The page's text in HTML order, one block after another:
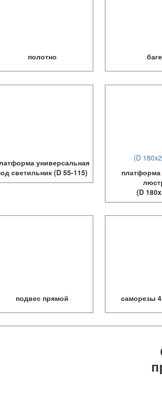
полотно
универсальная
светильник (D 55-115)
(D
(D
подвес прямой саморезы